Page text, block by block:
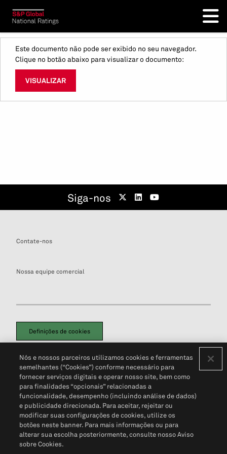
Este documento não pode ser exibido no seu navegador.
Clique no botão abaixo para visualizar o documento:
VISUALIZAR
Siga-nos
Contate-nos
Nossa equipe comercial
Definições de cookies
Política de PrivacidadePortal de privacidade do cliente (em inglês)
Não Venda Minhas Informações Pessoais© 2026 S&P Global
Nós e nossos parceiros utilizamos cookies e ferramentas
semelhantes (“Cookies”) conforme necessário para
fornecer serviços digitais e operar nosso site, bem como
para finalidades “opcionais” relacionadas a
funcionalidade, desempenho (incluindo análise de dados)
e publicidade direcionada. Para aceitar, rejeitar ou
modificar suas configurações de cookies, utilize os
botões neste banner. Para mais informações ou para
alterar sua escolha posteriormente, consulte nosso Aviso
sobre Cookies.